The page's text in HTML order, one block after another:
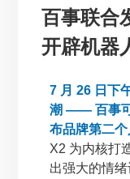
百事联合
开辟机器
7 月 26 日下
潮 —— 百事
布品牌第二个
X2 为内核打
出强大的情